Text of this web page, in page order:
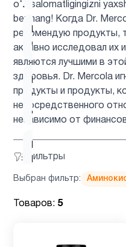
o‘z salomatligingizni
bermang! Когда Dr.
рекомендую продукты,
активно исследовал их
являются лучшими в
здоровья. Dr. Mercola
продукты и продукты,
непосредственного
независимо от
Фильтры
Витамин
C
5
Витамин
C для
детей
1
D для
детей
Витамин
Выбран фильтр:
Товаров: 5